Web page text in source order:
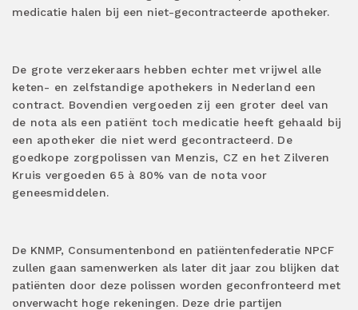
medicatie halen bij een niet-gecontracteerde apotheker.
De grote verzekeraars hebben echter met vrijwel alle
keten- en zelfstandige apothekers in Nederland een
contract. Bovendien vergoeden zij een groter deel van
de nota als een patiënt toch medicatie heeft gehaald bij
een apotheker die niet werd gecontracteerd. De
goedkope zorgpolissen van Menzis, CZ en het Zilveren
Kruis vergoeden 65 à 80% van de nota voor
geneesmiddelen.
De KNMP, Consumentenbond en patiëntenfederatie NPCF
zullen gaan samenwerken als later dit jaar zou blijken dat
patiënten door deze polissen worden geconfronteerd met
onverwacht hoge rekeningen. Deze drie partijen